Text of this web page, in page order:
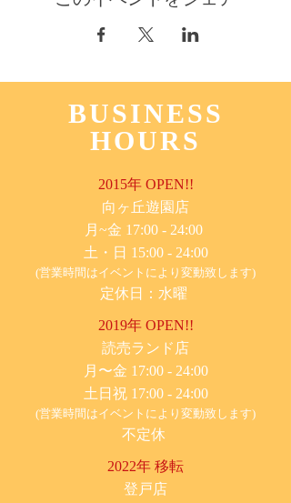
BUSINESS
HOURS
2015年 OPEN!!
​向ヶ丘遊園店
月~金 17:00 - 24:00
土・日 15:00 - 24:00
(営業時間はイベントにより変動致します)
定休日：水曜
2019年 OPEN!!
​読売ランド店
月〜金 17:00 - 24:00
土日祝 17:00 - 24:00
(営業時間はイベントにより変動致します)
不定休
2022年 移転
​登戸店